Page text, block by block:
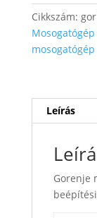
mennyiség
Cikkszám:
mosogatógép
Leírás
Gorenje